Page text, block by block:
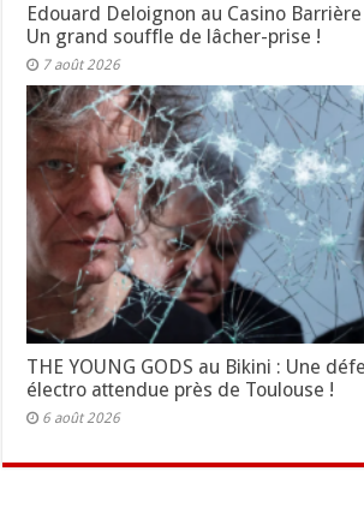
Edouard Deloignon au Casino
Un grand souffle de lâcher-prise !
7 août 2026
THE YOUNG GODS au Bikini : Une
électro attendue près de Toulouse !
6 août 2026